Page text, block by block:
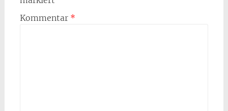
Kommentar *